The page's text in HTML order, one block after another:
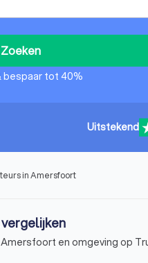
Zoeken
bespaar tot 40%
Uitstekend
in Amersfoort
en omgeving op